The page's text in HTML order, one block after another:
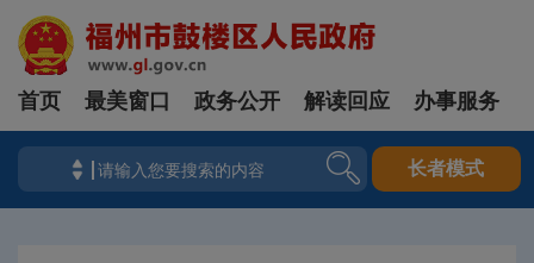
首页 最美窗口 政务公开 解读回应 办事服务
长者模式